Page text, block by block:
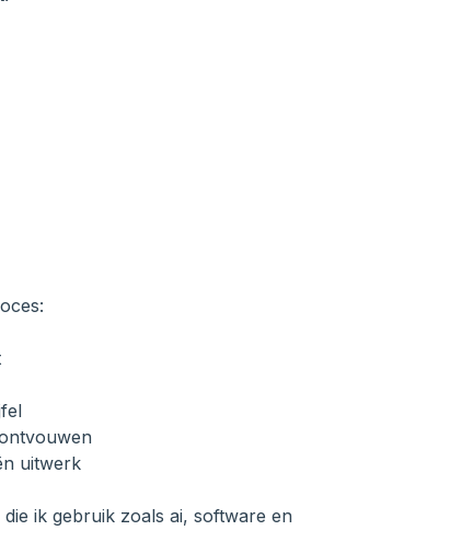
uitwerk
ik gebruik zoals ai, software en